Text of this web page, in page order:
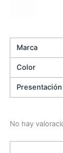
Marca
Color
Presentación
No hay